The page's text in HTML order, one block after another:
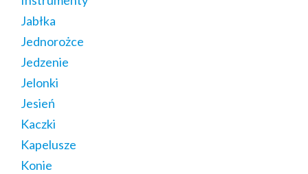
Jabłka
Jednorożce
Jedzenie
Jelonki
Jesień
Kaczki
Kapelusze
Konie